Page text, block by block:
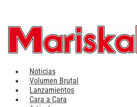
contenido
Noticias
Volumen Brutal
Lanzamientos
Cara a Cara